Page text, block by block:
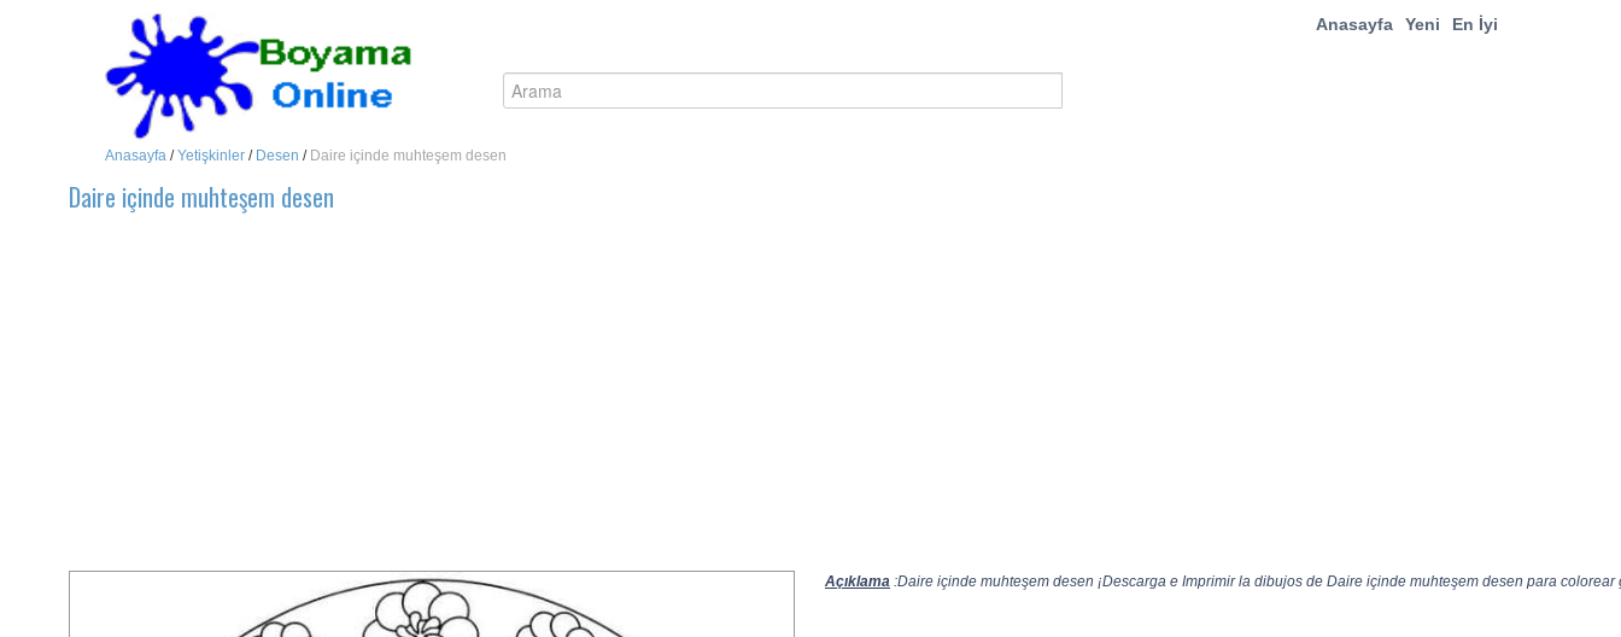
Anasayfa Yeni En İyi
Anasayfa /Yetişkinler / Desen / Daire içinde muhteşem desen
Daire içinde muhteşem desen
Açıklama :Daire içinde muhteşem desen ¡Descarga e Imprimir la dibujos de Daire içinde muhteşem desen para colorear